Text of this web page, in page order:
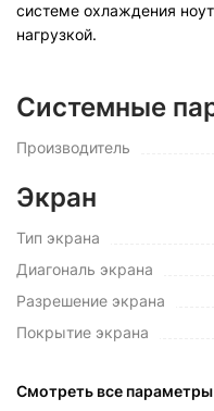
системе охлаждения
нагрузкой.
Системные
Производитель
Экран
Тип экрана
Диагональ экрана
Разрешение экрана
Покрытие экрана
Смотреть все параметры